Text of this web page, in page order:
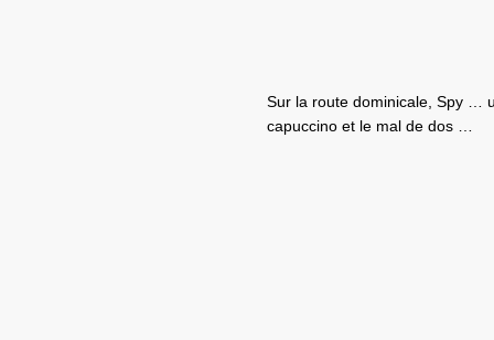
Sur la route dominicale, Spy …
capuccino et le mal de dos …